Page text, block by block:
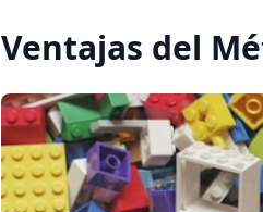
Ventajas del